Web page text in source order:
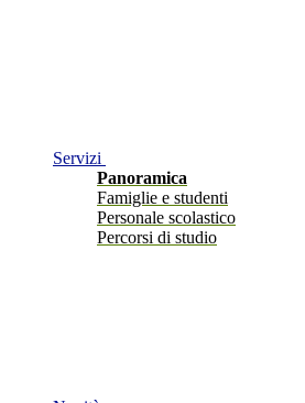
Servizi
Panoramica
Famiglie e studenti
Personale scolastico
Percorsi di studio